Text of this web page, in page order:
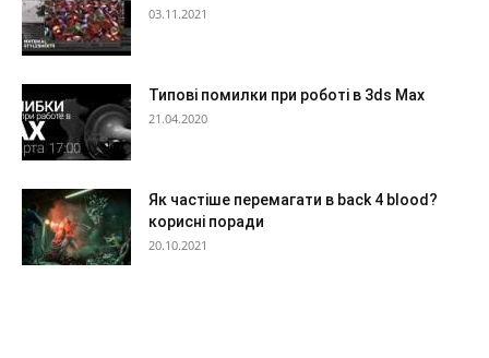
03.11.2021
Типові помилки при роботі в 3ds Max
21.04.2020
Як частіше перемагати в back 4 blood?
корисні поради
20.10.2021